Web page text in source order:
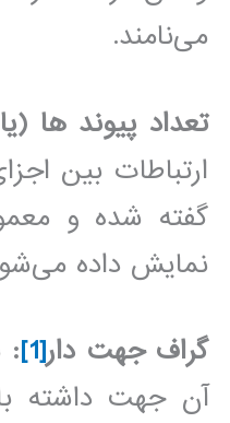
می‌نامند.
تعداد پیوند ها
ارتباطات بین
نمایش داده
گراف جهت دار[1]
:
آن جهت داشته